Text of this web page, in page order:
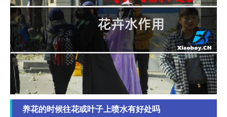
养花的时候往花或叶子上喷水有好处吗